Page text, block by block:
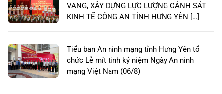
VANG, XÂY DỰNG LỰC LƯỢNG CẢNH SÁT
KINH TẾ CÔNG AN TỈNH HƯNG YÊN […]
Tiểu ban An ninh mạng tỉnh Hưng Yên tổ
chức Lễ mít tinh kỷ niệm Ngày An ninh
mạng Việt Nam (06/8)